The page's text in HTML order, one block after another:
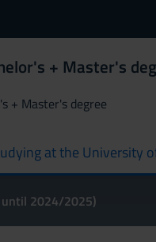
+ Master's
+ Master's degree
at the University
2024/2025)